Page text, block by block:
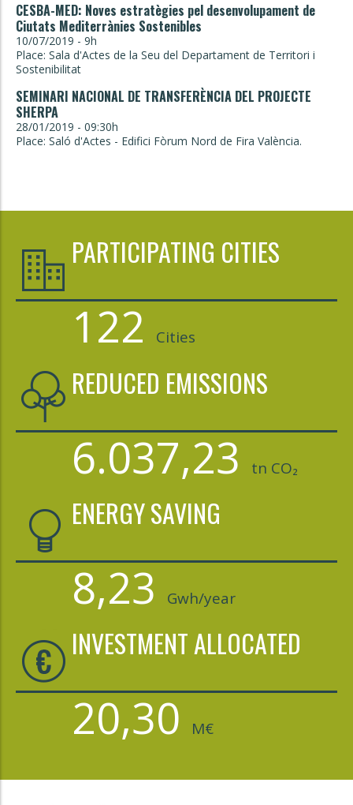
CESBA-MED: Noves estratègies pel desenvolupament de
Ciutats Mediterrànies Sostenibles
10/07/2019 - 9h
Place: Sala d'Actes de la Seu del Departament de Territori i
Sostenibilitat
SEMINARI NACIONAL DE TRANSFERÈNCIA DEL PROJECTE
SHERPA
28/01/2019 - 09:30h
Place: Saló d'Actes - Edifici Fòrum Nord de Fira València.
PARTICIPATING CITIES
122 Cities
REDUCED EMISSIONS
6.037,23 tn CO₂
ENERGY SAVING
8,23 Gwh/year
INVESTMENT ALLOCATED
20,30 M€